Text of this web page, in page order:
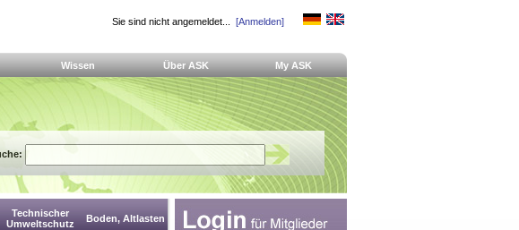
Sie sind nicht angemeldet... [Anmelden]
Wissen Über ASK My ASK
Technischer
Umweltschutz
Boden, Altlasten